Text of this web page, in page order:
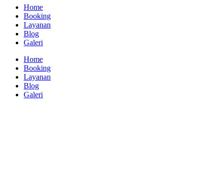
Home
Booking
Layanan
Blog
Galeri
Home
Booking
Layanan
Blog
Galeri